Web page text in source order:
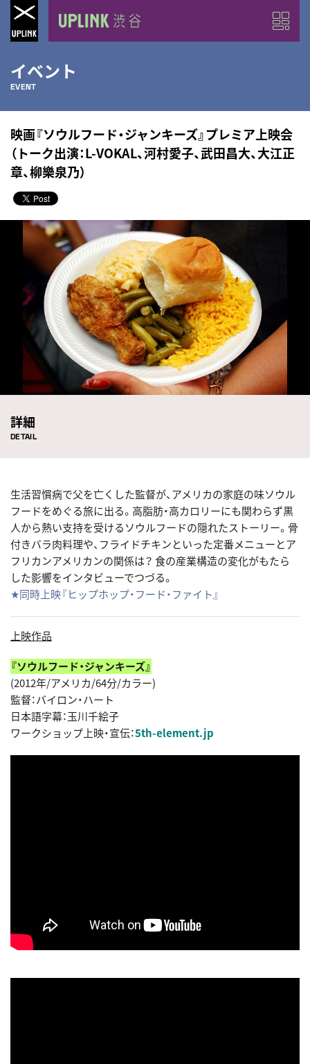
イベント
EVENT
映画『ソウルフード・ジャンキーズ』プレミア上映会
（トーク出演：L-VOKAL、河村愛子、武田昌大、大江正
章、柳樂泉乃）
詳細
DETAIL
生活習慣病で父を亡くした監督が、アメリカの家庭の味ソウル
フードをめぐる旅に出る。高脂肪・高カロリーにも関わらず黒
人から熱い支持を受けるソウルフードの隠れたストーリー。骨
付きバラ肉料理や、フライドチキンといった定番メニューとア
フリカンアメリカンの関係は？ 食の産業構造の変化がもたら
した影響をインタビューでつづる。
★同時上映『ヒップホップ・フード・ファイト』
上映作品
『ソウルフード・ジャンキーズ』
(2012年/アメリカ/64分/カラー)
監督：バイロン・ハート
日本語字幕：玉川千絵子
ワークショップ上映・宣伝：5th-element.jp